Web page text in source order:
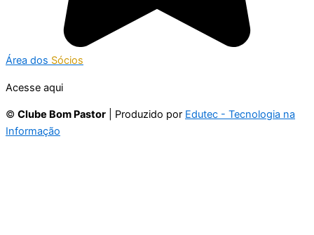
Área dos Sócios
Acesse aqui
© Clube Bom Pastor | Produzido por Edutec - Tecnologia na
Informação